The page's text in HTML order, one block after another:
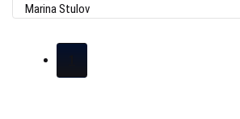
Marina Stulov